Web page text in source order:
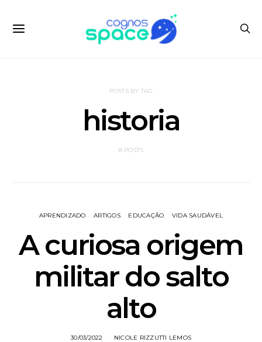
POSTS BY TAG
historia
8 POSTS
APRENDIZADO ARTIGOS EDUCAÇÃO VIDA SAUDÁVEL
A curiosa origem
militar do salto
alto
30/03/2022 NICOLE RIZZUTTI LEMOS